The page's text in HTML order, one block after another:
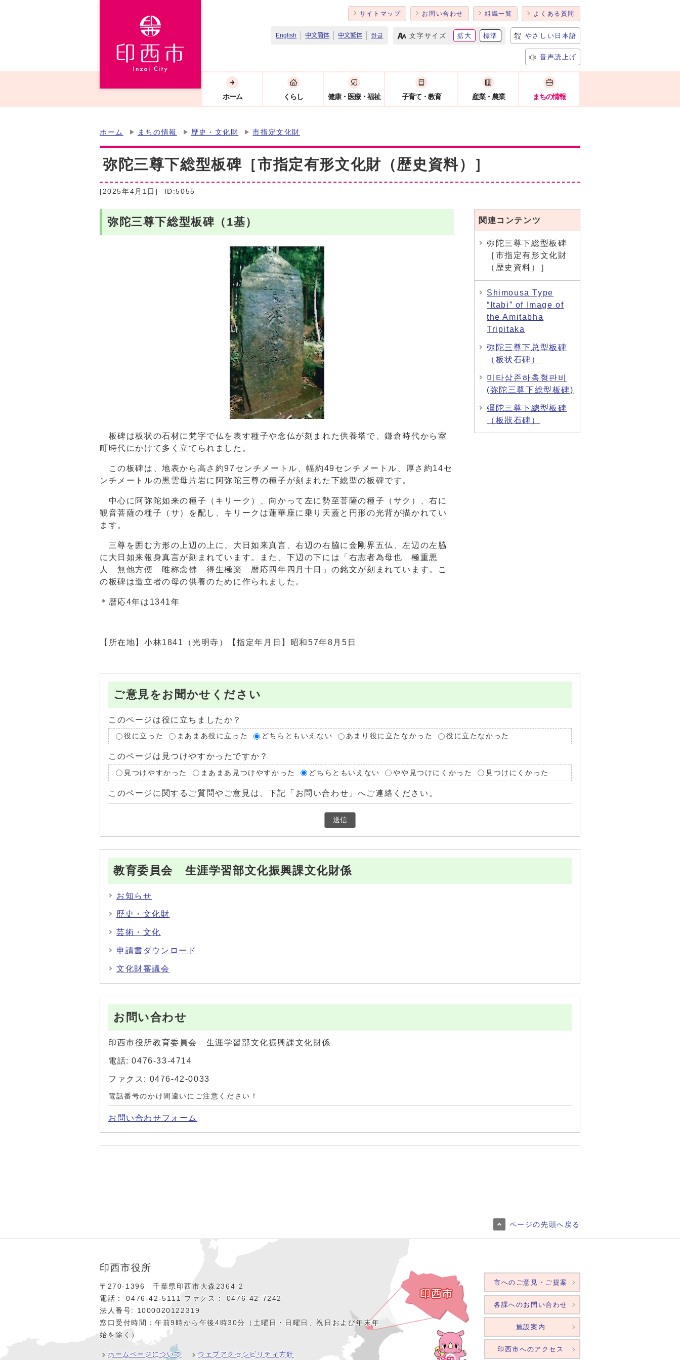
サイトマップ お問い合わせ 組織一覧 よくある質問
English 中文簡体 中文繁体 한글 文字サイズ 拡大 標準 やさしい日本語
音声読上げ
ホーム くらし 健康・医療・福祉 子育て・教育 産業・農業 まちの情報
ホーム まちの情報 歴史・文化財 市指定文化財
弥陀三尊下総型板碑［市指定有形文化財（歴史資料）］
[2025年4月1日] ID:5055
弥陀三尊下総型板碑（1基）
板碑は板状の石材に梵字で仏を表す種子や念仏が刻まれた供養塔で、鎌倉時代から室
町時代にかけて多く立てられました。
この板碑は、地表から高さ約97センチメートル、幅約49センチメートル、厚さ約14セ
ンチメートルの黒雲母片岩に阿弥陀三尊の種子が刻まれた下総型の板碑です。
中心に阿弥陀如来の種子（キリーク）、向かって左に勢至菩薩の種子（サク）、右に
観音菩薩の種子（サ）を配し、キリークは蓮華座に乗り天蓋と円形の光背が描かれてい
ます。
三尊を囲む方形の上辺の上に、大日如来真言、右辺の右脇に金剛界五仏、左辺の左脇
に大日如来報身真言が刻まれています。また、下辺の下には「右志者為母也 極重悪
人 無他方便 唯称念佛 得生極楽 暦応四年四月十日」の銘文が刻まれています。こ
の板碑は造立者の母の供養のために作られました。
＊暦応4年は1341年
【所在地】小林1841（光明寺）【指定年月日】昭和57年8月5日
関連コンテンツ
弥陀三尊下総型板碑
［市指定有形文化財
（歴史資料）］
Shimousa Type
“Itabi” of Image of
the Amitabha
Tripitaka
弥陀三尊下总型板碑
（板状石碑）
미타삼존하총형판비
(弥陀三尊下総型板碑)
彌陀三尊下總型板碑
（板狀石碑）
ご意見をお聞かせください
このページは役に立ちましたか？
役に立った まあまあ役に立った どちらともいえない あまり役に立たなかった 役に立たなかった
このページは見つけやすかったですか？
見つけやすかった まあまあ見つけやすかった どちらともいえない やや見つけにくかった 見つけにくかった
このページに関するご質問やご意見は、下記「お問い合わせ」へご連絡ください。
教育委員会 生涯学習部文化振興課文化財係
お知らせ
歴史・文化財
芸術・文化
申請書ダウンロード
文化財審議会
お問い合わせ
印西市役所教育委員会 生涯学習部文化振興課文化財係
電話: 0476-33-4714
ファクス: 0476-42-0033
電話番号のかけ間違いにご注意ください！
お問い合わせフォーム
ページの先頭へ戻る
印西市役所
〒270-1396 千葉県印西市大森2364‐2
電話： 0476‐42‐5111 ファクス： 0476‐42‐7242
法人番号: 1000020122319
窓口受付時間：午前9時から午後4時30分（土曜日・日曜日、祝日および年末年
始を除く）
ホームページについて ウェブアクセシビリティ方針
市へのご意見・ご提案
各課へのお問い合わせ
施設案内
印西市へのアクセス